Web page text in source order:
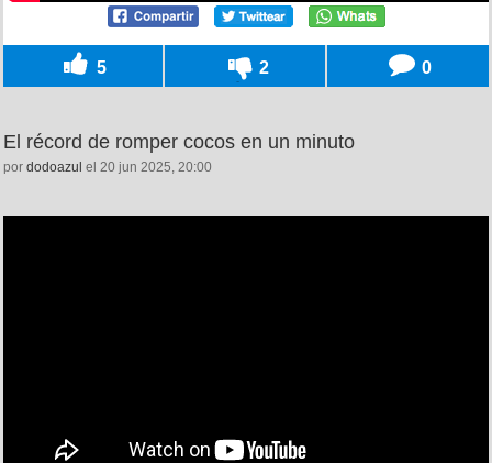
5 2 0
El récord de romper cocos en un minuto
por dodoazul el 20 jun 2025, 20:00